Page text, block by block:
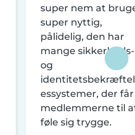
super nem at
super nyttig,
pålidelig, den har
mange sikkerheds-
og
essystemer, der får
medlemmerne til
føle sig trygge.